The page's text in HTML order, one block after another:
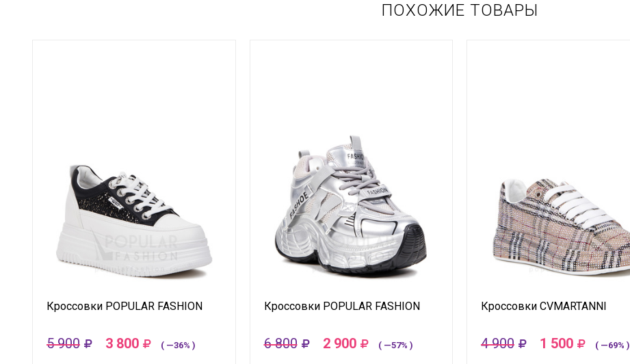
ПОХОЖИЕ ТОВАРЫ
Кроссовки POPULAR FASHION
5 900 3 800 ( —36% )
Кроссовки POPULAR FASHION
6 800 2 900 ( —57% )
Кроссовки CVMARTANNI
4 900 1 500 ( —69% )